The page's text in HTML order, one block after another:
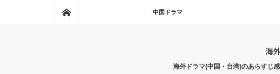
中国ドラマ
海
海外ドラマ(中国・台湾)のあらすじ